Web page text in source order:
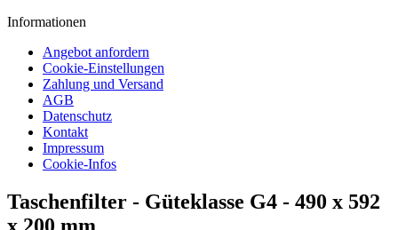
Informationen
Angebot anfordern
Cookie-Einstellungen
Zahlung und Versand
AGB
Datenschutz
Kontakt
Impressum
Cookie-Infos
Taschenfilter - Güteklasse G4 - 490 x 592